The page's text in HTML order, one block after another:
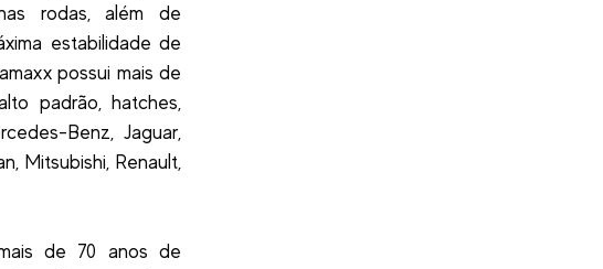
rodas, além de
estabilidade de
possui mais de
padrão, hatches,
Benz, Jaguar,
Mitsubishi, Renault,
de 70 anos de